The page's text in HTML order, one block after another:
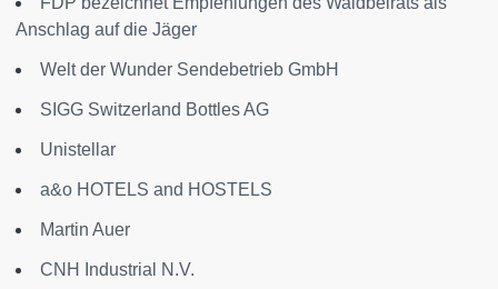
Anschlag auf die Jäger
Welt der Wunder Sendebetrieb GmbH
SIGG Switzerland Bottles AG
Unistellar
a&o HOTELS and HOSTELS
Martin Auer
CNH Industrial N.V.